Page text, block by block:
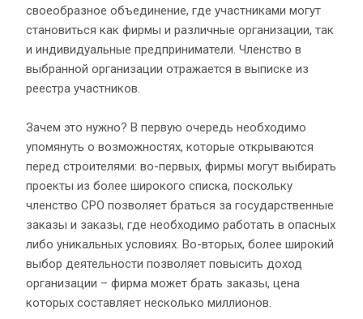
своеобразное объединение, где участниками могут
становиться как фирмы и различные организации, так
и индивидуальные предприниматели. Членство в
выбранной организации отражается в выписке из
реестра участников.
Зачем это нужно? В первую очередь необходимо
упомянуть о возможностях, которые открываются
перед строителями: во-первых, фирмы могут выбирать
проекты из более широкого списка, поскольку
членство СРО позволяет браться за государственные
заказы и заказы, где необходимо работать в опасных
либо уникальных условиях. Во-вторых, более широкий
выбор деятельности позволяет повысить доход
организации – фирма может брать заказы, цена
которых составляет несколько миллионов.